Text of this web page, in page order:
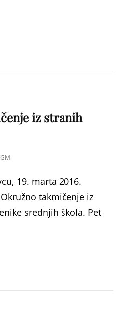
iz stranih
19. marta 2016.
takmičenje iz
srednjih škola. Pet